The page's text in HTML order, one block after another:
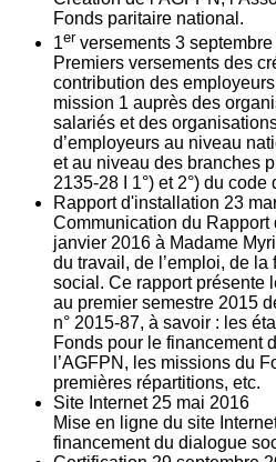
Fonds paritaire national.
1er versements 3
Premiers versements des
contribution des
mission 1 auprès des
salariés et des
d’employeurs au niveau
et au niveau des branches
2135‐28 I 1°) et 2°) du code
Rapport d'installation 23
Communication du Rapport
janvier 2016 à Madame
du travail, de l’emploi, de
social. Ce rapport
au premier semestre 2015
n° 2015-87, à savoir : les
Fonds pour le financement
l’AGFPN, les missions du
premières répartitions, etc.
Site Internet 25 mai 2016
Mise en ligne du site
financement du dialogue